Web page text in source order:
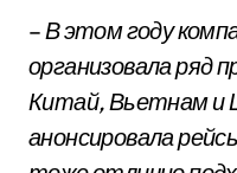
–В этом году
организовала ряд
Китай, Вьетнам и
анонсировала